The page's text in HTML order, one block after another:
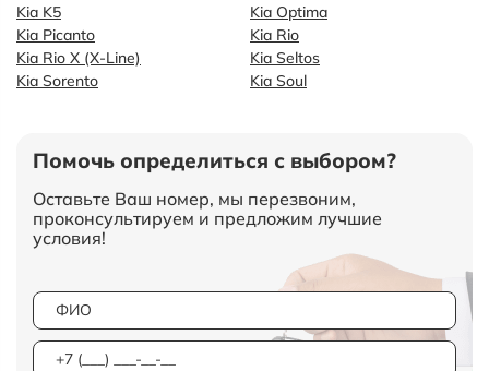
Kia K5
Kia Optima
Kia Picanto
Kia Rio
Kia Rio X (X-Line)
Kia Seltos
Kia Sorento
Kia Soul
Помочь определиться с выбором?
Оставьте Ваш номер, мы перезвоним,
проконсультируем и предложим лучшие
условия!